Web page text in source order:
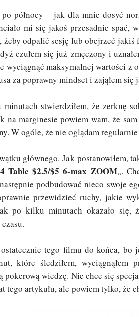
północy – jak dla mnie dosyć
mi się jakoś przesadnie spać,
żeby odpalić sesję lub obejrzeć
czułem się już zmęczony i
wyciągnąć maksymalnej wartości z
za poprawny mindset i zająłem
stwierdziłem, że zerknę
na marginesie powiem wam, że
W ogóle, że nie oglądam
głównego. Jak postanowiłem,
4 Table $2.5/$5 6-max ZOOM„.
podbudować nieco swoje
przewidzieć ruchy, jakie
po kilku minutach okazało się,
tego filmu do końca, bo
które śledziłem,
pokerową wiedzę. Nie chce się
tego artykułu, ale powiem tylko, że